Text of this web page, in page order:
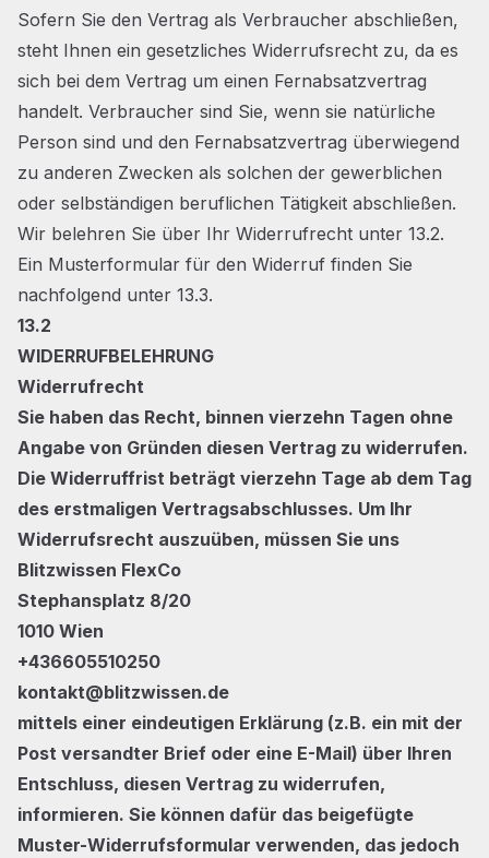
Sofern Sie den Vertrag als Verbraucher abschließen,
steht Ihnen ein gesetzliches Widerrufsrecht zu, da es
sich bei dem Vertrag um einen Fernabsatzvertrag
handelt. Verbraucher sind Sie, wenn sie natürliche
Person sind und den Fernabsatzvertrag überwiegend
zu anderen Zwecken als solchen der gewerblichen
oder selbständigen beruflichen Tätigkeit abschließen.
Wir belehren Sie über Ihr Widerrufrecht unter 13.2.
Ein Musterformular für den Widerruf finden Sie
nachfolgend unter 13.3.
13.2
WIDERRUFBELEHRUNG
Widerrufrecht
Sie haben das Recht, binnen vierzehn Tagen ohne
Angabe von Gründen diesen Vertrag zu widerrufen.
Die Widerruffrist beträgt vierzehn Tage ab dem Tag
des erstmaligen Vertragsabschlusses. Um Ihr
Widerrufsrecht auszuüben, müssen Sie uns
Blitzwissen FlexCo
Stephansplatz 8/20
1010 Wien
+436605510250
kontakt@blitzwissen.de
mittels einer eindeutigen Erklärung (z.B. ein mit der
Post versandter Brief oder eine E-Mail) über Ihren
Entschluss, diesen Vertrag zu widerrufen,
informieren. Sie können dafür das beigefügte
Muster-Widerrufsformular verwenden, das jedoch